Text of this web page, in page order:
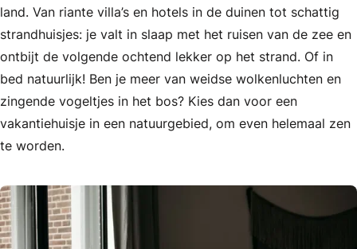
land. Van riante villa’s en hotels in de duinen tot schattig
strandhuisjes: je valt in slaap met het ruisen van de zee en
ontbijt de volgende ochtend lekker op het strand. Of in
bed natuurlijk! Ben je meer van weidse wolkenluchten en
zingende vogeltjes in het bos? Kies dan voor een
vakantiehuisje in een natuurgebied, om even helemaal zen
te worden.